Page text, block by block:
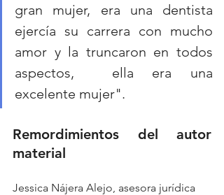
gran mujer, era una dentista
ejercía su carrera con mucho
amor y la truncaron en todos
aspectos,  ella era una
excelente mujer".
Remordimientos del autor
material
Jessica Nájera Alejo, asesora jurídica